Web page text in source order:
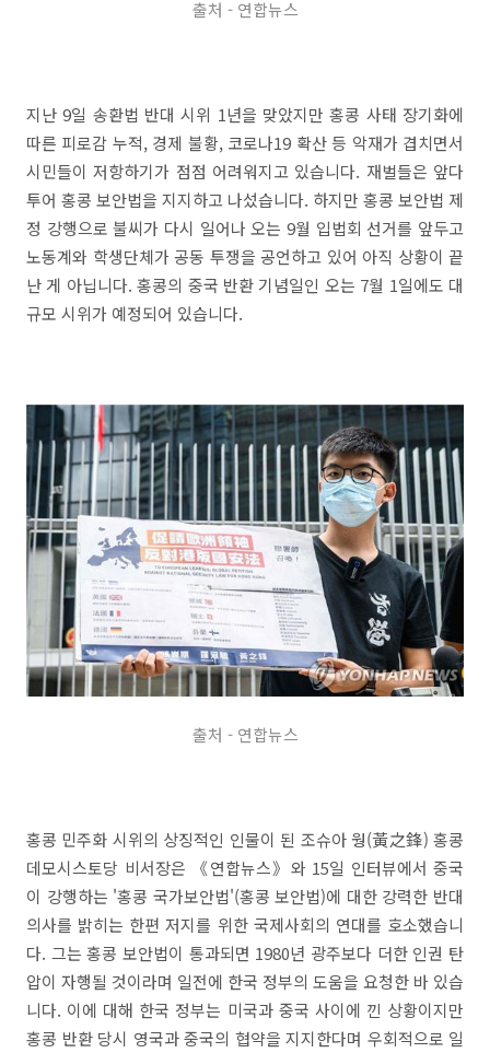
출처 - 연합뉴스
지난 9일 송환법 반대 시위 1년을 맞았지만 홍콩 사태 장기화에
따른 피로감 누적, 경제 불황, 코로나19 확산 등 악재가 겹치면서
시민들이 저항하기가 점점 어려워지고 있습니다. 재벌들은 앞다
투어 홍콩 보안법을 지지하고 나섰습니다. 하지만 홍콩 보안법 제
정 강행으로 불씨가 다시 일어나 오는 9월 입법회 선거를 앞두고
노동계와 학생단체가 공동 투쟁을 공언하고 있어 아직 상황이 끝
난 게 아닙니다. 홍콩의 중국 반환 기념일인 오는 7월 1일에도 대
규모 시위가 예정되어 있습니다.
출처 - 연합뉴스
홍콩 민주화 시위의 상징적인 인물이 된 조슈아 웡(黃之鋒) 홍콩
데모시스토당 비서장은 《연합뉴스》와 15일 인터뷰에서 중국
이 강행하는 '홍콩 국가보안법'(홍콩 보안법)에 대한 강력한 반대
의사를 밝히는 한편 저지를 위한 국제사회의 연대를 호소했습니
다. 그는 홍콩 보안법이 통과되면 1980년 광주보다 더한 인권 탄
압이 자행될 것이라며 일전에 한국 정부의 도움을 요청한 바 있습
니다. 이에 대해 한국 정부는 미국과 중국 사이에 낀 상황이지만
홍콩 반환 당시 영국과 중국의 협약을 지지한다며 우회적으로 일